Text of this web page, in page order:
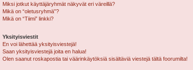
Miksi jotkut käyttäjäryhmät näkyvät eri väreillä?
Mikä on “oletusryhmä”?
Mikä on “Tiimi” linkki?
Yksityisviestit
En voi lähettää yksityisviestejä!
Saan yksityisviestejä joita en halua!
Olen saanut roskapostia tai väärinkäytöksiä sisältäviä viestejä tältä foorumilta!